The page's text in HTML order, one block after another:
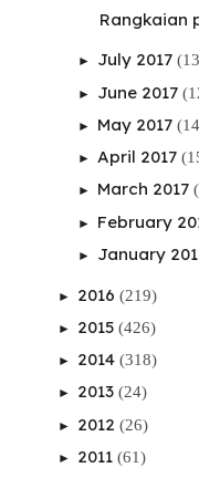
Rangkaian
► July 2017
► June 2017
► May 2017
► April 2017
► March 2017
► February
► January
► 2016 (219)
► 2015 (426)
► 2014 (318)
► 2013 (24)
► 2012 (26)
► 2011 (61)